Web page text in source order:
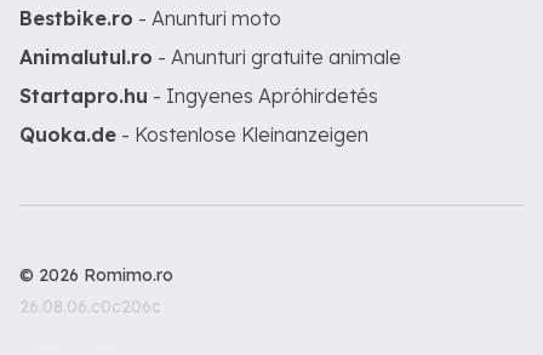
Bestbike.ro - Anunturi moto
Animalutul.ro - Anunturi gratuite animale
Startapro.hu - Ingyenes Apróhirdetés
Quoka.de - Kostenlose Kleinanzeigen
© 2026 Romimo.ro
26.08.06.c0c206c